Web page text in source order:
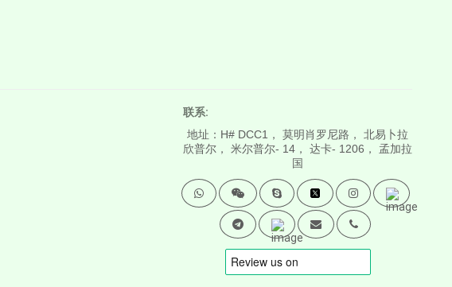
联系:
地址：H# DCC1， 莫明肖罗尼路， 北易卜拉
欣普尔， 米尔普尔- 14， 达卡- 1206， 孟加拉
国